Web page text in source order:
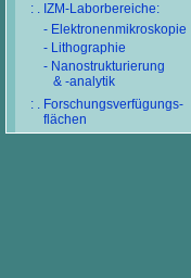
: . IZM-Laborbereiche:
- Elektronenmikroskopie
- Lithographie
- Nanostrukturierung
& -analytik
: . Forschungsverfügungs-
flächen